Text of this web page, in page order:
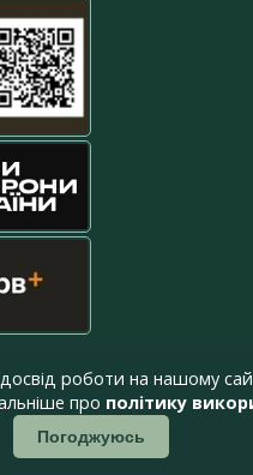
роботи на нашому
про політику
Погоджуюсь